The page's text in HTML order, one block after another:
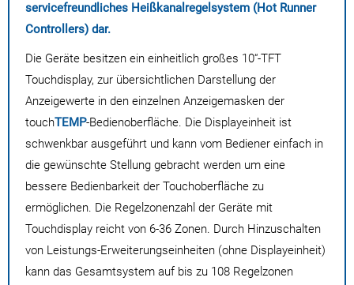
servicefreundliches Heißkanalregelsystem (Hot Runner
Controllers) dar.
Die Geräte besitzen ein einheitlich großes 10“-TFT
Touchdisplay, zur übersichtlichen Darstellung der
Anzeigewerte in den einzelnen Anzeigemasken der
touchTEMP-Bedienoberfläche. Die Displayeinheit ist
schwenkbar ausgeführt und kann vom Bediener einfach in
die gewünschte Stellung gebracht werden um eine
bessere Bedienbarkeit der Touchoberfläche zu
ermöglichen. Die Regelzonenzahl der Geräte mit
Touchdisplay reicht von 6-36 Zonen. Durch Hinzuschalten
von Leistungs-Erweiterungseinheiten (ohne Displayeinheit)
kann das Gesamtsystem auf bis zu 108 Regelzonen